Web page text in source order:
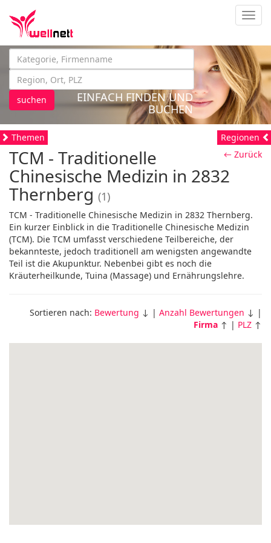
suchen
EINFACH FINDEN UND
BUCHEN
Themen
← Zurück
TCM - Traditionelle
Chinesische Medizin in 2832
Thernberg (1)
TCM - Traditionelle Chinesische Medizin in 2832 Thernberg.
Ein kurzer Einblick in die Traditionelle Chinesische Medizin
(TCM). Die TCM umfasst verschiedene Teilbereiche, der
bekannteste, jedoch traditionell am wenigsten angewandte
Teil ist die Akupunktur. Nebenbei gibt es noch die
Kräuterheilkunde, Tuina (Massage) und Ernährungslehre.
Sortieren nach: Bewertung ↓ | Anzahl Bewertungen ↓ |
Firma ↑ | PLZ ↑
Regionen